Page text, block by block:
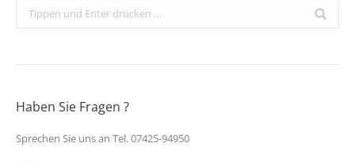
Search:
Haben Sie Fragen ?
Sprechen Sie uns an Tel. 07425-94950